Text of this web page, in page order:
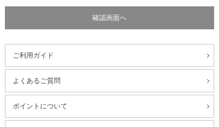
ご利用ガイド
よくあるご質問
ポイントについて